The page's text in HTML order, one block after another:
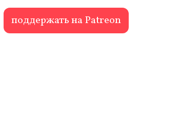
поддержать на Patreon